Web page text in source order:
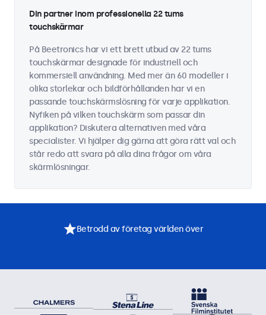
Din partner inom professionella 22 tums
touchskärmar
På Beetronics har vi ett brett utbud av 22 tums
touchskärmar designade för industriell och
kommersiell användning. Med mer än 60 modeller i
olika storlekar och bildförhållanden har vi en
passande touchskärmslösning för varje applikation.
Nyfiken på vilken touchskärm som passar din
applikation? Diskutera alternativen med våra
specialister. Vi hjälper dig gärna att göra rätt val och
står redo att svara på alla dina frågor om våra
skärmlösningar.
Betrodd av företag världen över